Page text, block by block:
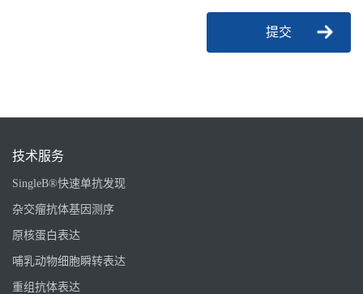
提交
技术服务
SingleB®快速单抗发现
杂交瘤抗体基因测序
原核蛋白表达
哺乳动物细胞瞬转表达
重组抗体表达